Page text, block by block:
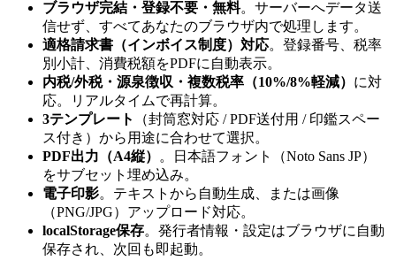
ブラウザ完結・登録不要・無料。サーバーへデータ送
信せず、すべてあなたのブラウザ内で処理します。
適格請求書（インボイス制度）対応。登録番号、税率
別小計、消費税額をPDFに自動表示。
内税/外税・源泉徴収・複数税率（10%/8%軽減） に対
応。リアルタイムで再計算。
3テンプレート
（封筒窓対応 / PDF送付用 / 印鑑スペー
ス付き）から用途に合わせて選択。
PDF出力（A4縦）
。日本語フォント（Noto Sans JP）
をサブセット埋め込み。
電子印影。テキストから自動生成、または画像
（PNG/JPG）アップロード対応。
localStorage保存。発行者情報・設定はブラウザに自動
保存され、次回も即起動。